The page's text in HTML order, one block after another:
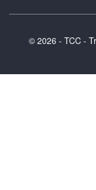
© 2026 - TCC -